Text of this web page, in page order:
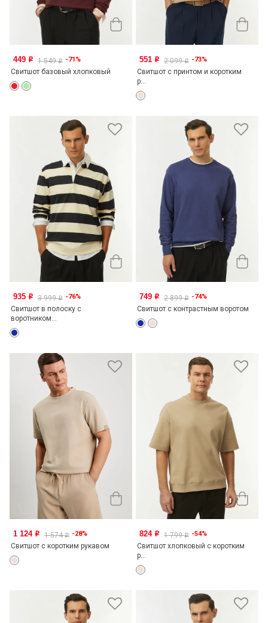
449 o 1 549o -71%
Свитшот базовый хлопковый
551 o 2 099o -73%
Свитшот с принтом и коротким
р...
935 o 3 999o -76%
Свитшот в полоску с
воротником...
749 o 2 899o -74%
Свитшот с контрастным воротом
1 124 o 1 574o -28%
Свитшот с коротким рукавом
824 o 1 799o -54%
Свитшот хлопковый с коротким
р...